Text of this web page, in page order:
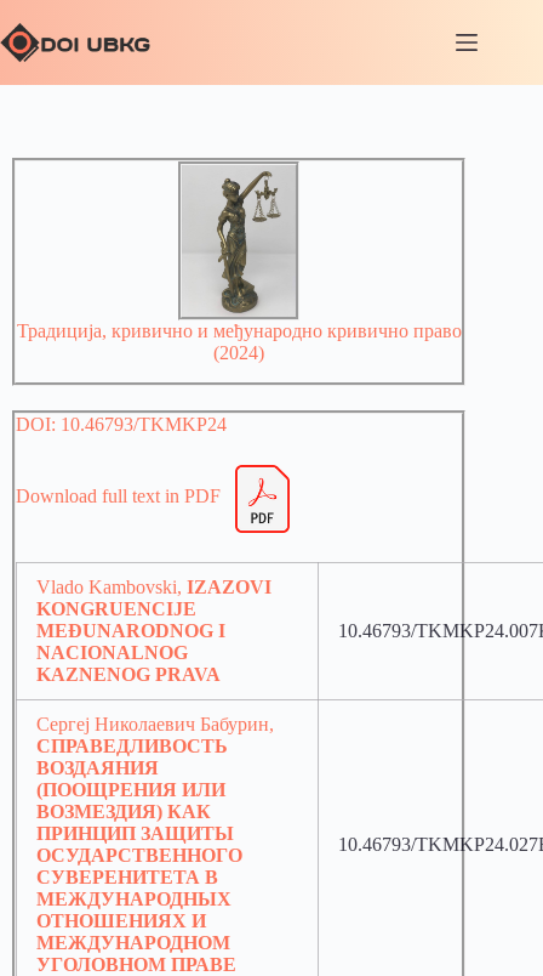
Традиција, кривично и међународно кривично право
(2024)
DOI: 10.46793/TKMKP24
Download full text in PDF
Vlado Kambovski, IZAZOVI
KONGRUENCIJE
MEĐUNARODNOG I
NACIONALNOG
KAZNENOG PRAVA
10.46793/
Сергеj Николаевич Бабурин,
СПРАВЕДЛИВОСТЬ
ВОЗДАЯНИЯ
(ПООЩРЕНИЯ ИЛИ
ВОЗМЕЗДИЯ) КАК
ПРИНЦИП ЗАЩИТЫ
ОСУДАРСТВЕННОГО
СУВЕРЕНИТЕТА В
МЕЖДУНАРОДНЫХ
ОТНОШЕНИЯХ И
МЕЖДУНАРОДНОМ
УГОЛОВНОМ ПРАВЕ
10.46793/